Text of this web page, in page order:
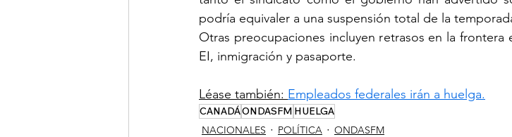
podría equivaler a una suspensión total de la
Otras preocupaciones incluyen retrasos en la
EI, inmigración y pasaporte.
Léase también: Empleados federales irán a huelga.
CANADÁONDASFM HUELGA
NACIONALES
POLÍTICA ONDASFM